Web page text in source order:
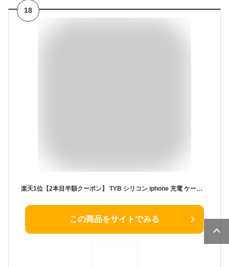
18
楽天1位【2本目半額クーポン】 TYB シリコン iphone 充電 ケーブル ライトニングケーブル Lightning iphone充電コード USB 充電器 急速 apple認証品 MFi認証 14 14plus 13 mini pro max 12 12mini SE2 11 X XS XR 8 7 6 iPad 15cm 50cm 1m 1.2m 1.5m 2m 純正品質 apple
この商品をサイトでみる